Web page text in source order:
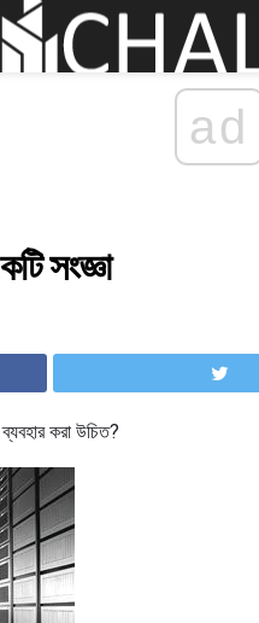
ad
সংজ্ঞা
করা উচিত?